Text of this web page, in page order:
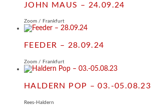
JOHN MAUS – 24.09.24
Zoom / Frankfurt
FEEDER – 28.09.24
Zoom / Frankfurt
HALDERN POP – 03.-05.08.23
Rees-Haldern